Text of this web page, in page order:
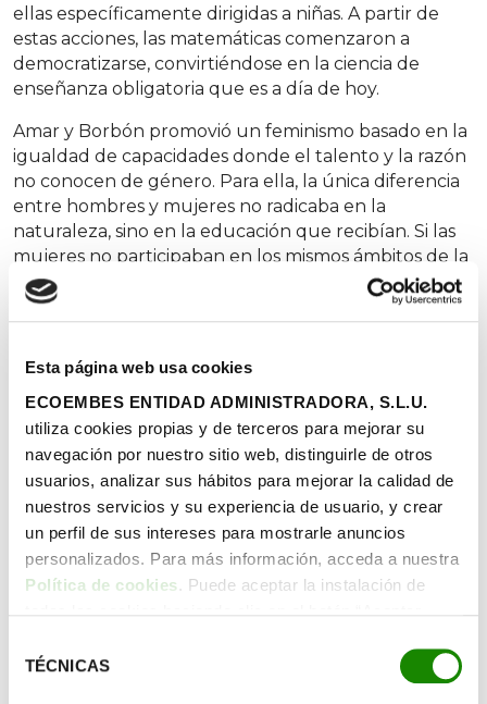
Esta página web usa cookies
ECOEMBES ENTIDAD ADMINISTRADORA, S.L.U.
utiliza cookies propias y de terceros para mejorar su
navegación por nuestro sitio web, distinguirle de otros
usuarios, analizar sus hábitos para mejorar la calidad de
nuestros servicios y su experiencia de usuario, y crear
un perfil de sus intereses para mostrarle anuncios
personalizados. Para más información, acceda a nuestra
Política de cookies. Puede aceptar la instalación de
botón “Configurar cookies”, o rechazar su instalación,
TÉCNICAS
ellas específicamente dirigidas a niñas. A partir de
estas acciones, las matemáticas comenzaron a
democratizarse, convirtiéndose en la ciencia de
enseñanza obligatoria que es a día de hoy.
Amar y Borbón promovió un feminismo basado en la
igualdad de capacidades donde el talento y la razón
no conocen de género. Para ella, la única diferencia
entre hombres y mujeres no radicaba en la
naturaleza, sino en la educación que recibían. Si las
mujeres no participaban en los mismos ámbitos de la
sociedad que los hombres, no era por falta de
talento o preparación innata, sino por las barreras
al ejercicio de sus capacidades.
Una voz contra los prejuicios
Amar y Borbón defendió la capacidad intelectual de
la mujer y cuestionó su exclusión de las esferas de
poder. En suDiscurso sobre la educación física y
moral de las mujeres, planteó la necesidad de un
sistema educativo que no limitara a las mujeres al
ámbito doméstico, sino que las formara para
contribuir activamente a la sociedad: «La curiosidad
es muy característica en las mujeres. De este defecto
provecho, si se encaminase a cosas útiles. Por eso se